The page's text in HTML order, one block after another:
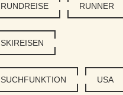
RUNDREISE RUNNER
SKIREISEN
SUCHFUNKTION USA